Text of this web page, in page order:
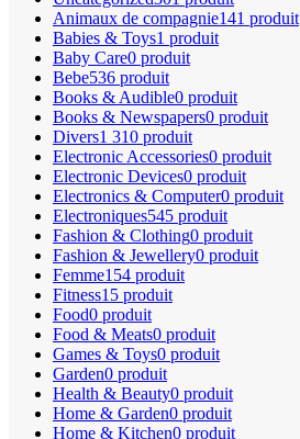
Animaux de compagnie141 produit
Babies & Toys1 produit
Baby Care0 produit
Bebe536 produit
Books & Audible0 produit
Books & Newspapers0 produit
Divers1 310 produit
Electronic Accessories0 produit
Electronic Devices0 produit
Electronics & Computer0 produit
Electroniques545 produit
Fashion & Clothing0 produit
Fashion & Jewellery0 produit
Femme154 produit
Fitness15 produit
Food0 produit
Food & Meats0 produit
Games & Toys0 produit
Garden0 produit
Health & Beauty0 produit
Home & Garden0 produit
Home & Kitchen0 produit